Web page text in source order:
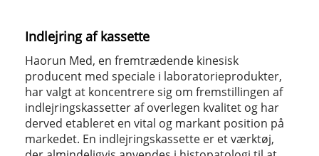
Indlejring af kassette
Haorun Med, en fremtrædende kinesisk
producent med speciale i laboratorieprodukter,
har valgt at koncentrere sig om fremstillingen af ​​
indlejringskassetter af overlegen kvalitet og har
derved etableret en vital og markant position på
markedet. En indlejringskassette er et værktøj,